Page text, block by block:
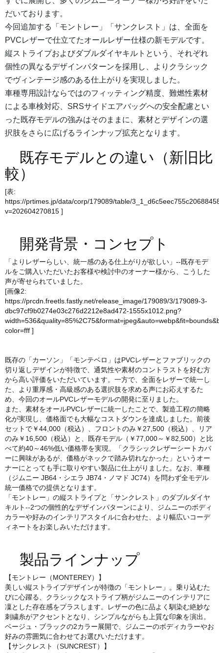
だいております。
今回追加する「モントレー」「サンクレスト」は、全面を
PVCレザーで仕立てたオールレザー仕様の新モデルです。
縦ストライプおよびダブルダイヤキルトという、それぞれ
個性の異なるデザインパターンを採用し、よりクラシック
でヴィンテージ感のある仕上がりを実現しました。
車種専用設計ならではのフィッティング精度、難燃性素材
による車検対応、SRSサイドエアバッグへの安全配慮とい
った既存モデルの強みはそのままに、素材とデザインの選
択肢をさらに広げるラインナップ拡充となります。
既存モデルとの違い（新旧比
較）
[表:
https://prtimes.jp/data/corp/179089/table/
v=202604270815 ]
開発背景・コンセプト
「よりレザーらしい、統一感のある仕上がりが欲しい」--既存モデ
ルをご購入いただいたお客様や検討中のオーナー様から、こうした
声が寄せられていました。
[画像2:
https://prcdn.freetls.fastly.net/release_image/179089/3/179089-3-
dbc97cf9b0274e03c276d2212e8ad472-1555x1012.png?
color=fff ]
既存の「カーソン」「モンテベロ」はPVCレザーとファブリックの
切り返しデザインが特徴で、通気性や素材のコントラストを好む方
から高い評価をいただいています。一方で、全面をレザーで統一し
た、より重厚感・高級感のある選択肢を求める声にお応えするた
め、今回のオールPVCレザーモデルの開発に至りました。
また、素材をオールPVCレザーに統一したことで、製造工程の簡略
化が実現し、価格面でも大幅なコストダウンを達成しました。前後
セットで￥44,000（税込）、フロントのみ￥27,500（税込）、リア
のみ￥16,500（税込）と、既存モデル（￥77,000～￥82,500）と比
べて約40～46%低い価格帯を実現。「クラシックレザーシートカバ
ーに興味があるが、価格がネックで踏み切れなかった」というオー
ナーにとっても手に取りやすい製品に仕上がりました。なお、車種
（ジムニー JB64・シエラ JB74・ノマド JC74）を問わず全モデル
統一価格での提供となります。
「モントレー」の縦ストライプと「サンクレスト」のダブルダイヤ
キルト--2つの個性的なデザインパターンにより、ジムニーのボディ
カラーや好みのインテリアスタイルに合わせた、より幅広いコーデ
ィネートをお楽しみいただけます。
製品ラインナップ
【モントレー（MONTEREY）】
美しい縦ストライプデザインが特徴の「モントレー」。乗り込むた
びに心躍る、クラシックなストライプ柄がジムニーのインテリアに
凜とした存在感をプラスします。レザーの色に品よく馴染む絶妙な
刺繍糸がアクセントとなり、シンプルながらも上質な印象を演出。
ベージュ・ブラックの2カラー展開で、ジムニーのボディカラーやお
好みの雰囲気に合わせてお選びいただけます。
【サンクレスト（SUNCREST）】